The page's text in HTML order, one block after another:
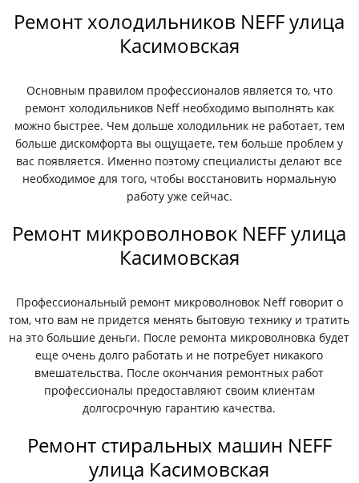
Ремонт холодильников NEFF улица
Касимовская
Основным правилом профессионалов является то, что
ремонт холодильников Neff необходимо выполнять как
можно быстрее. Чем дольше холодильник не работает, тем
больше дискомфорта вы ощущаете, тем больше проблем у
вас появляется. Именно поэтому специалисты делают все
необходимое для того, чтобы восстановить нормальную
работу уже сейчас.
Ремонт микроволновок NEFF улица
Касимовская
Профессиональный ремонт микроволновок Neff говорит о
том, что вам не придется менять бытовую технику и тратить
на это большие деньги. После ремонта микроволновка будет
еще очень долго работать и не потребует никакого
вмешательства. После окончания ремонтных работ
профессионалы предоставляют своим клиентам
долгосрочную гарантию качества.
Ремонт стиральных машин NEFF
улица Касимовская